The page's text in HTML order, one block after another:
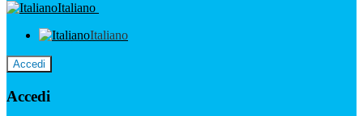
Italiano
Italiano
Accedi
Accedi